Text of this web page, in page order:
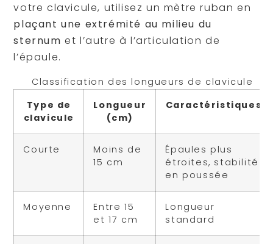
votre clavicule, utilisez un mètre ruban en
plaçant une extrémité au milieu du
sternum et l’autre à l’articulation de
l’épaule.
Classification des longueurs de clavicule
Type de
clavicule
Longueur
(cm)
Caractéristiques
Courte
Moins de
15 cm
Épaules plus
étroites, stabilité
en poussée
Moyenne
Entre 15
et 17 cm
Longueur
standard